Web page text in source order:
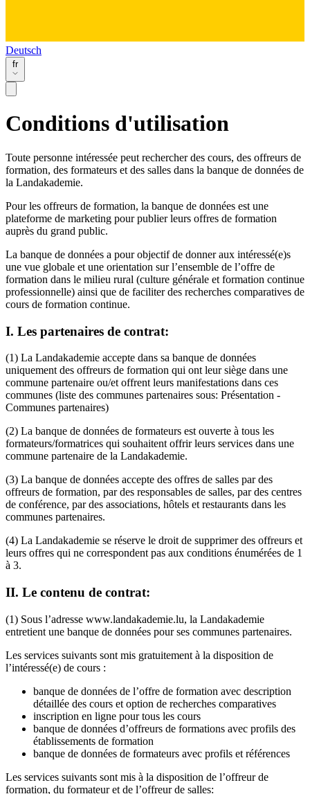
Deutsch
fr
Conditions d'utilisation
Toute personne intéressée peut rechercher des cours, des offreurs de
formation, des formateurs et des salles dans la banque de données de
la Landakademie.
Pour les offreurs de formation, la banque de données est une
plateforme de marketing pour publier leurs offres de formation
auprès du grand public.
La banque de données a pour objectif de donner aux intéressé(e)s
une vue globale et une orientation sur l’ensemble de l’offre de
formation dans le milieu rural (culture générale et formation continue
professionnelle) ainsi que de faciliter des recherches comparatives de
cours de formation continue.
I. Les partenaires de contrat:
(1) La Landakademie accepte dans sa banque de données
uniquement des offreurs de formation qui ont leur siège dans une
commune partenaire ou/et offrent leurs manifestations dans ces
communes (liste des communes partenaires sous: Présentation -
Communes partenaires)
(2) La banque de données de formateurs est ouverte à tous les
formateurs/formatrices qui souhaitent offrir leurs services dans une
commune partenaire de la Landakademie.
(3) La banque de données accepte des offres de salles par des
offreurs de formation, par des responsables de salles, par des centres
de conférence, par des associations, hôtels et restaurants dans les
communes partenaires.
(4) La Landakademie se réserve le droit de supprimer des offreurs et
leurs offres qui ne correspondent pas aux conditions énumérées de 1
à 3.
II. Le contenu de contrat:
(1) Sous l’adresse www.landakademie.lu, la Landakademie
entretient une banque de données pour ses communes partenaires.
Les services suivants sont mis gratuitement à la disposition de
l’intéressé(e) de cours :
banque de données de l’offre de formation avec description
détaillée des cours et option de recherches comparatives
inscription en ligne pour tous les cours
banque de données d’offreurs de formations avec profils des
établissements de formation
banque de données de formateurs avec profils et références
Les services suivants sont mis à la disposition de l’offreur de
formation, du formateur et de l’offreur de salles: